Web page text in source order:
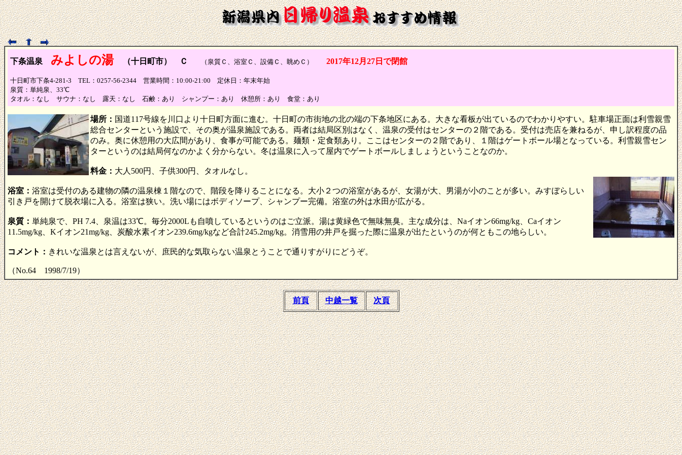
下条温泉 みよしの湯 （十日町市） Ｃ （泉質Ｃ、浴室Ｃ、設備Ｃ、眺めＣ） 2017年12月27日で閉館
十日町市下条4-281-3 TEL：0257-56-2344 営業時間：10:00-21:00 定休日：年末年始
泉質：単純泉、33℃
タオル：なし サウナ：なし 露天：なし 石鹸：あり シャンプー：あり 休憩所：あり 食堂：あり
場所： 国道117号線を川口より十日町方面に進む。十日町の市街地の北の端の下条地区にある。大きな看板が出ているのでわかりやすい。駐車場正面は利雪親雪
総合センターという施設で、その奥が温泉施設である。両者は結局区別はなく、温泉の受付はセンターの２階である。受付は売店を兼ねるが、申し訳程度の品
のみ。奥に休憩用の大広間があり、食事が可能である。麺類・定食類あり。ここはセンターの２階であり、１階はゲートボール場となっている。利雪親雪セン
ターというのは結局何なのかよく分からない。冬は温泉に入って屋内でゲートボールしましょうということなのか。
料金： 大人500円、子供300円、タオルなし。
浴室： 浴室は受付のある建物の隣の温泉棟１階なので、階段を降りることになる。大小２つの浴室があるが、女湯が大、男湯が小のことが多い。みすぼらしい
引き戸を開けて脱衣場に入る。浴室は狭い。洗い場にはボディソープ、シャンプー完備。浴室の外は水田が広がる。
泉質： 単純泉で、PH 7.4、泉温は33℃。毎分2000Lも自噴しているというのはご立派。湯は黄緑色で無味無臭。主な成分は、Naイオン66mg/kg、Caイオン
11.5mg/kg、Kイオン21mg/kg、炭酸水素イオン239.6mg/kgなど合計245.2mg/kg。消雪用の井戸を掘った際に温泉が出たというのが何ともこの地らしい。
コメント： きれいな温泉とは言えないが、庶民的な気取らない温泉とうことで通りすがりにどうぞ。
（No.64 1998/7/19）
前頁 中越一覧 次頁